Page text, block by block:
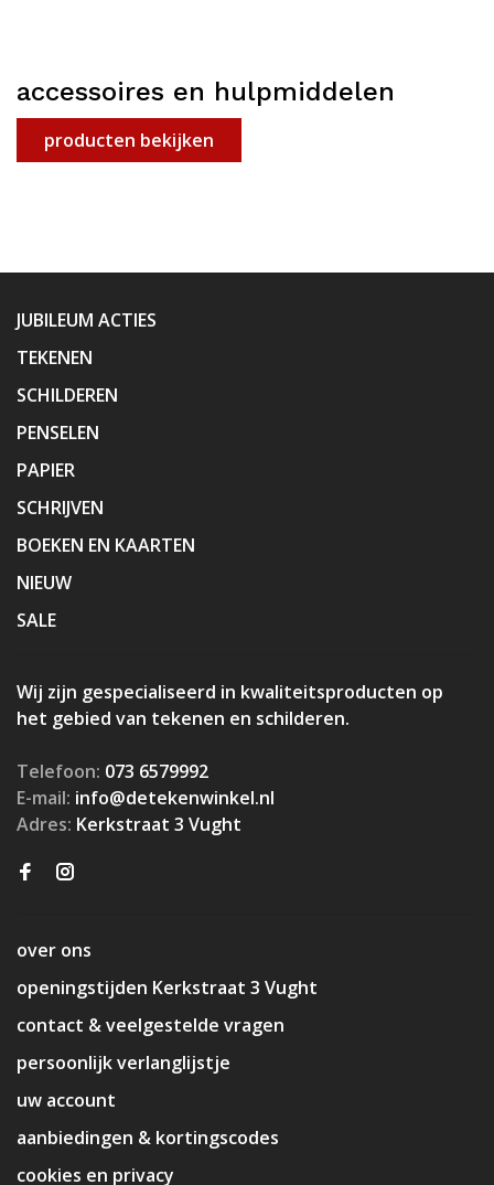
accessoires en hulpmiddelen
producten bekijken
JUBILEUM ACTIES
TEKENEN
SCHILDEREN
PENSELEN
PAPIER
SCHRIJVEN
BOEKEN EN KAARTEN
NIEUW
SALE
Wij zijn gespecialiseerd in kwaliteitsproducten op
het gebied van tekenen en schilderen.
Telefoon: 073 6579992
E-mail: info@detekenwinkel.nl
Adres: Kerkstraat 3 Vught
over ons
openingstijden Kerkstraat 3 Vught
contact & veelgestelde vragen
persoonlijk verlanglijstje
uw account
aanbiedingen & kortingscodes
cookies en privacy